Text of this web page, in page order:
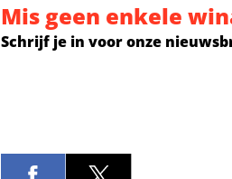
Mis geen enkele
Schrijf je in voor onze